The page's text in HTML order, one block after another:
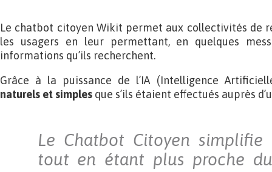
Le chatbot citoyen Wikit permet aux collectivités de
les usagers en leur permettant, en quelques
informations qu’ils recherchent.
Grâce à la puissance de l’IA (Intelligence
naturels et simples que s’ils étaient effectués auprès
Le Chatbot Citoyen simplifie
tout en étant plus proche